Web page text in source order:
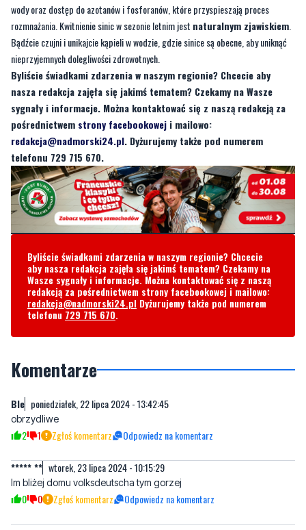
nieprzyjemnych dolegliwości zdrowotnych.
Byliście świadkami zdarzenia w naszym regionie? Chcecie aby
nasza redakcja zajęła się jakimś tematem? Czekamy na Wasze
sygnały i informacje. Można kontaktować się z naszą redakcją za
pośrednictwemstrony facebookoweji mailowo:
redakcja@nadmorski24.pl. Dyżurujemy także pod numerem
telefonu 729 715 670.
Byliście świadkami zdarzenia w naszym regionie? Chcecie
aby nasza redakcja zajęła się jakimś tematem? Czekamy na
Wasze sygnały i informacje. Można kontaktować się z naszą
redakcja@nadmorski24.plDyżurujemy także pod numerem
telefonu729 715 670.
Komentarze
obrzydliwe
***** ** wtorek, 23 lipca 2024 - 10:15:29
Im bliżej domu volksdeutscha tym gorzej
Napisz swój komentarz